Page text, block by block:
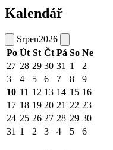
Kalendář
Srpen2026
Po Út St Čt Pá So Ne
27 28 29 30 31 1
2
3
4 5 6 7 8
9
10 11 12 13 14 15 16
17 18 19 20 21 22 23
24 25 26 27 28 29 30
31 1 2 3 4 5 6